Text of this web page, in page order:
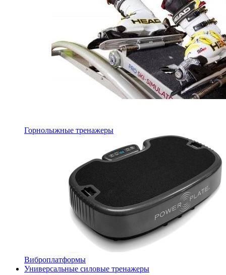
Горнолыжные тренажеры
Виброплатформы
Универсальные силовые тренажеры